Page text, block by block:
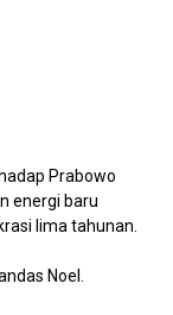
Prabowo
energi baru
lima tahunan.
Noel.